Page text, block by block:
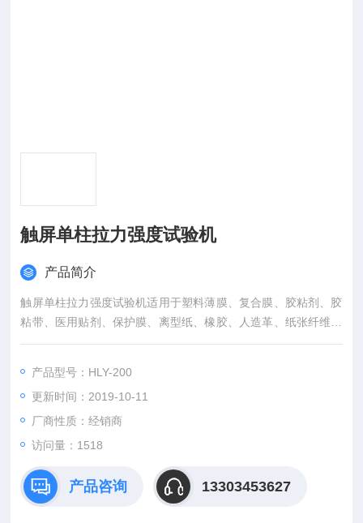
触屏单柱拉力强度试验机
产品简介
触屏单柱拉力强度试验机适用于塑料薄膜、复合膜、胶粘剂、胶
粘带、医用贴剂、保护膜、离型纸、橡胶、人造革、纸张纤维等
产品的抗拉强度、剥离强度、变形率、拉断力、剥离力、开启力
产品型号：HLY-200
更新时间：2019-10-11
厂商性质：经销商
访问量：1518
产品咨询 13303453627